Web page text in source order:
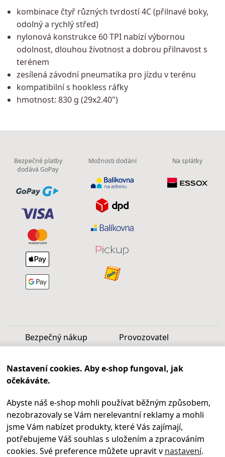
kombinace čtyř různých tvrdostí 4C (přilnavé boky,
odolný a rychlý střed)
nylonová konstrukce 60 TPI nabízí výbornou
odolnost, dlouhou životnost a dobrou přilnavost s
terénem
zesílená závodní pneumatika pro jízdu v terénu
kompatibilní s hookless ráfky
hmotnost: 830 g (29x2.40")
Bezpečné platby
dodává GoPay
Možnosti dodání Na splátky
Bezpečný nákup Provozovatel
Infolinka
Po - Pá 9.00 - 17.00
+420469 621 252
Kontakty
Nastavení cookies. Aby e-shop fungoval, jak
očekáváte.
Abyste náš e-shop mohli používat běžným způsobem,
nezobrazovaly se Vám nerelevantní reklamy a mohli
jsme Vám nabízet produkty, které Vás zajímají,
potřebujeme Váš souhlas s uložením a zpracováním
cookies. Své preference můžete upravit v nastavení.